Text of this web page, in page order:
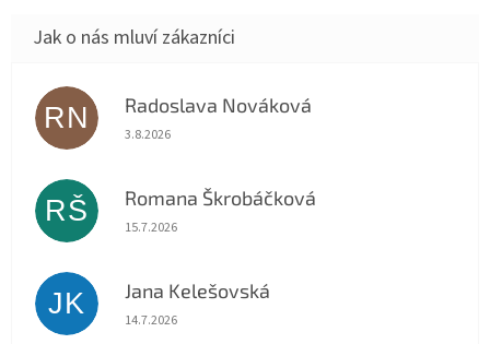
RN Radoslava Nováková
Hodnocení obchodu je 5 z 5 hvězdiček.
3.8.2026
RŠ Romana Škrobáčková
Hodnocení obchodu je 5 z 5 hvězdiček.
15.7.2026
JK Jana Kelešovská
Hodnocení obchodu je 5 z 5 hvězdiček.
14.7.2026